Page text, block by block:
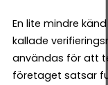
En lite mindre
kallade
användas för att
företaget satsar